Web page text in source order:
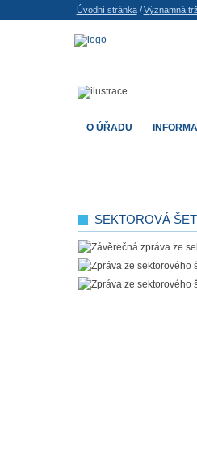
SEKTOROVÁ
O ÚŘADU
Úvodní stránka/ Významná